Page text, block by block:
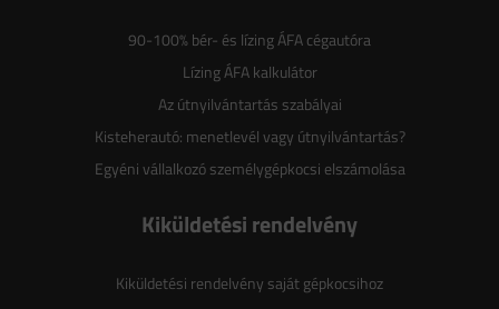
90-100% bér- és lízing ÁFA cégautóra
Lízing ÁFA kalkulátor
Az útnyilvántartás szabályai
Kisteherautó: menetlevél vagy útnyilvántartás?
Egyéni vállalkozó személygépkocsi elszámolása
Kiküldetési rendelvény
Kiküldetési rendelvény saját gépkocsihoz